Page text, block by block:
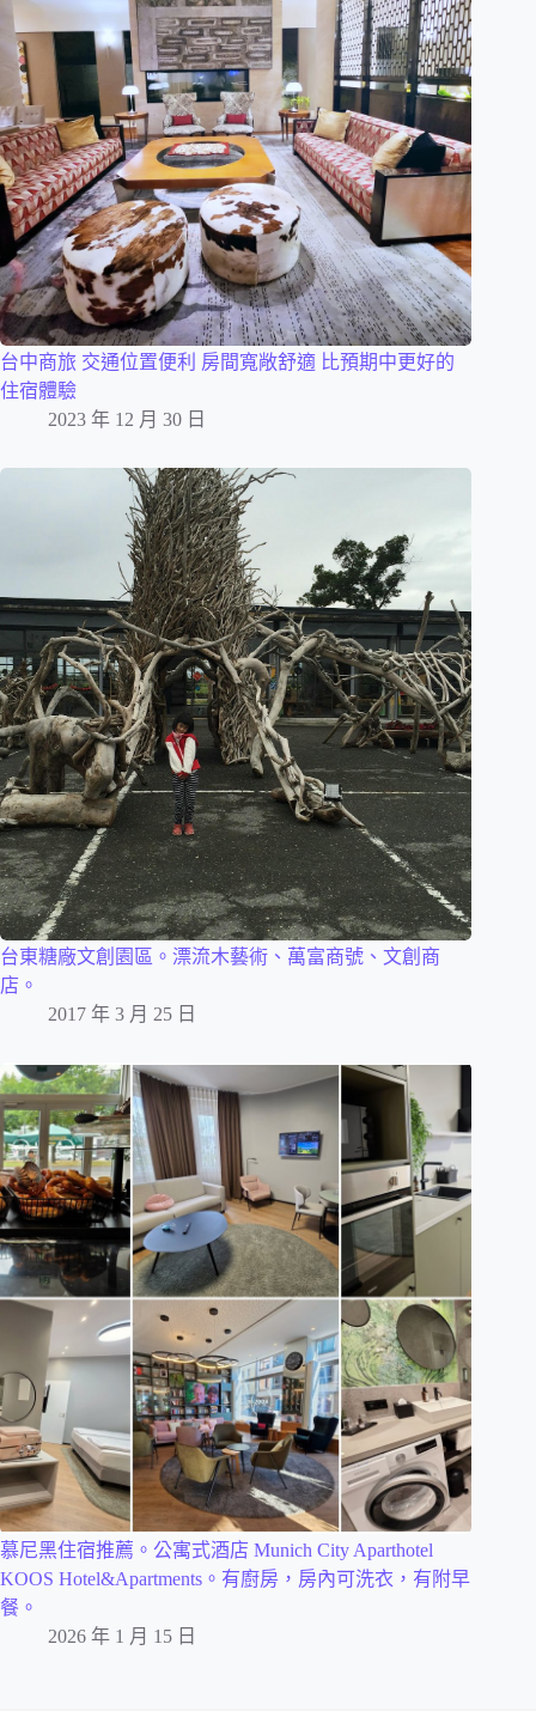
台中商旅 交通位置便利 房間寬敞舒適 比預期中更好的
住宿體驗
2023 年 12 月 30 日
台東糖廠文創園區。漂流木藝術、萬富商號、文創商
店。
2017 年 3 月 25 日
慕尼黑住宿推薦。公寓式酒店 Munich City Aparthotel
KOOS Hotel&Apartments。有廚房，房內可洗衣，有附早
餐。
2026 年 1 月 15 日